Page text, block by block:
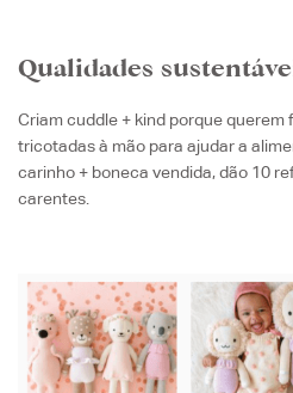
Qualidades
Criam cuddle + kind porque querem
tricotadas à mão para ajudar a
carinho + boneca vendida, dão 10
carentes.